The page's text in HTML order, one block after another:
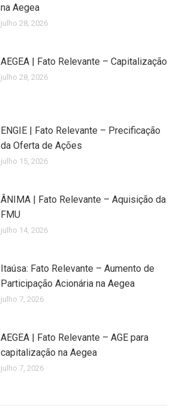
na Aegea
julho 28, 2026
AEGEA | Fato Relevante – Capitalização
julho 28, 2026
ENGIE | Fato Relevante – Precificação
da Oferta de Ações
julho 15, 2026
ÂNIMA | Fato Relevante – Aquisição da
FMU
julho 14, 2026
Itaúsa: Fato Relevante – Aumento de
Participação Acionária na Aegea
julho 7, 2026
AEGEA | Fato Relevante – AGE para
capitalização na Aegea
julho 7, 2026